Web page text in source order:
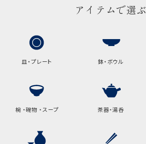
アイテムで選ぶ
皿・プレート 鉢・ボウル
椀 ・碗物 ・スープ 茶器・湯呑